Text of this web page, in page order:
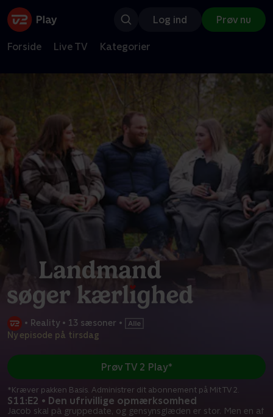
Log ind Prøv nu
Forside Live TV Kategorier
• Reality • 13 sæsoner •
Ny episode på tirsdag
S11:E2 • Den ufrivillige opmærksomhed
Jacob skal på gruppedate, og gensynsglæden er stor. Men en af
Prøv TV 2 Play*
*Kræver pakken Basis. Administrer dit abonnement på Mit TV 2.